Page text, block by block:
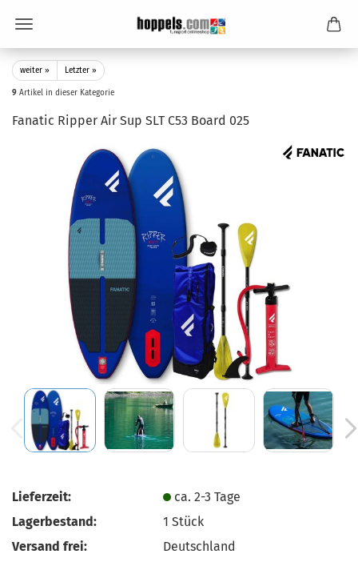
weiter » Letzter »
9 Artikel in dieser Kategorie
Fanatic Ripper Air Sup SLT C53 Board 025
Lieferzeit:
ca. 2-3 Tage
Lagerbestand:
1Stück
Versand frei:
Deutschland